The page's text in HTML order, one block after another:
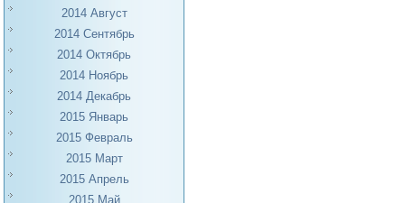
2014 Август
2014 Сентябрь
2014 Октябрь
2014 Ноябрь
2014 Декабрь
2015 Январь
2015 Февраль
2015 Март
2015 Апрель
2015 Май